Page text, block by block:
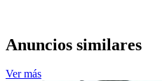
Anuncios similares
Ver más